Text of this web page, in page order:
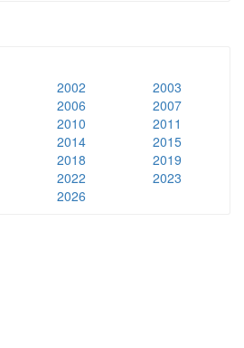
2002
2003
2006
2007
2010
2011
2014
2015
2018
2019
2022
2023
2026